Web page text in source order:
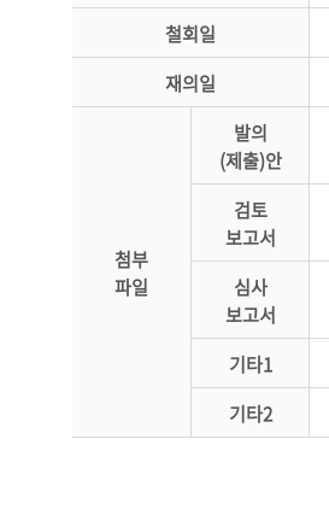
철회일
재의일
첨부
파일
발의
(제출)안
검토
보고서
심사
보고서
기타1
기타2